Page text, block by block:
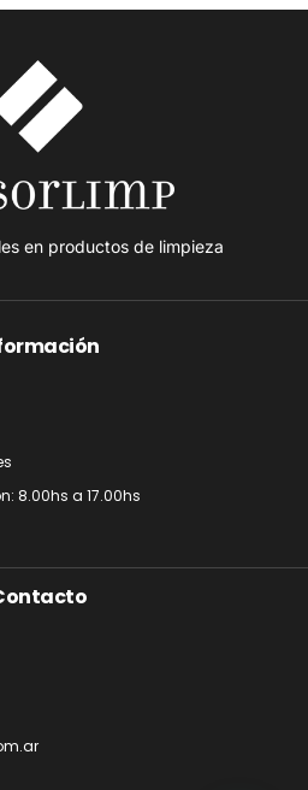
en productos de limpieza
8.00hs a 17.00hs